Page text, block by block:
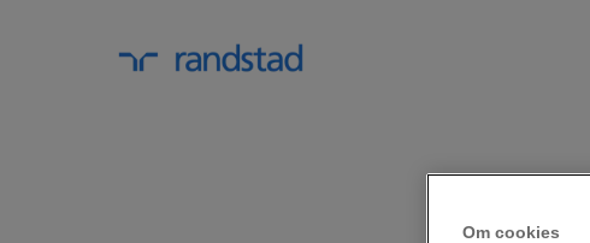
Om cookies